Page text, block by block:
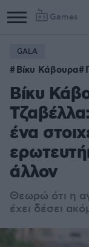
Games
GALA
Βίκυ Κάβουρα
Βίκυ
ένα
άλλον
Θεωρώ ότι η
έχει δέσει